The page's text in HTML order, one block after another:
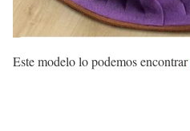
Este modelo lo podemos encontrar